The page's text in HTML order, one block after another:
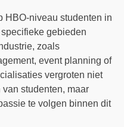
HBO-niveau studenten in
gebieden
zoals
event planning of
vergroten niet
studenten, maar
te volgen binnen dit